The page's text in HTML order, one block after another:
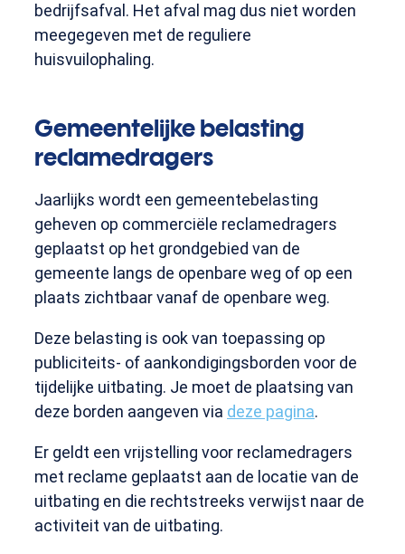
bedrijfsafval. Het afval mag dus niet worden
meegegeven met de reguliere
huisvuilophaling.
Gemeentelijke belasting
reclamedragers
Jaarlijks wordt een gemeentebelasting
geheven op commerciële reclamedragers
geplaatst op het grondgebied van de
gemeente langs de openbare weg of op een
plaats zichtbaar vanaf de openbare weg.
Deze belasting is ook van toepassing op
publiciteits- of aankondigingsborden voor de
tijdelijke uitbating. Je moet de plaatsing van
deze borden aangeven via deze pagina.
Er geldt een vrijstelling voor reclamedragers
met reclame geplaatst aan de locatie van de
uitbating en die rechtstreeks verwijst naar de
activiteit van de uitbating.